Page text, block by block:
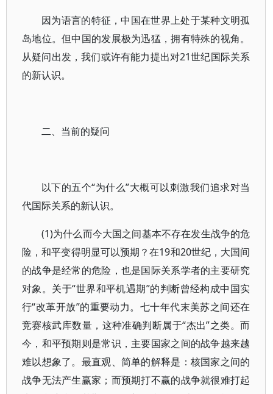
因为语言的特征，中国在世界上处于某种文明孤
岛地位。但中国的发展极为迅猛，拥有特殊的视角。
从疑问出发，我们或许有能力提出对21世纪国际关系
的新认识。
二、当前的疑问
以下的五个“为什么”大概可以刺激我们追求对当
代国际关系的新认识。
(1)为什么而今大国之间基本不存在发生战争的危
险，和平变得明显可以预期？在19和20世纪，大国间
的战争是经常的危险，也是国际关系学者的主要研究
对象。关于“世界和平机遇期”的判断曾经构成中国实
行“改革开放”的重要动力。七十年代末美苏之间还在
竞赛核武库数量，这种准确判断属于“杰出”之类。而
今，和平预期则是常识，主要国家之间的战争越来越
难以想象了。最直观、简单的解释是：核国家之间的
战争无法产生赢家；而预期打不赢的战争就很难打起